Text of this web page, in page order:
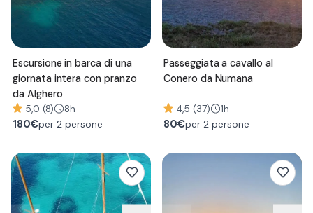
Escursione in barca di una
giornata intera con pranzo
da Alghero
5,0 (8) 8h
180€per 2 persone
Passeggiata a cavallo al
Conero da Numana
4,5 (37) 1h
80€per 2 persone